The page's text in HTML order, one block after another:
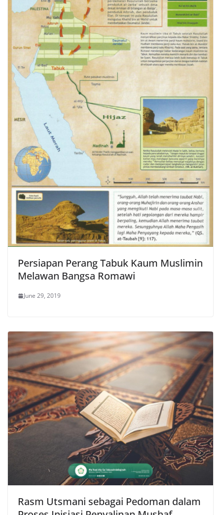
Persiapan Perang Tabuk Kaum Muslimin
Melawan Bangsa Romawi
June 29, 2019
Rasm Utsmani sebagai Pedoman dalam